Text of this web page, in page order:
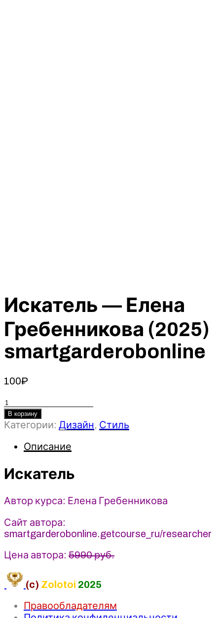
Искатель — Елена
Гребенникова (2025)
smartgarderobonline
100₽
Количество
товара
Искатель
Елена
(2025)
smartgarderobonline
В корзину
Категории: Дизайн, Стиль
Описание
Искатель
Автор курса: Елена Гребенникова
Сайт автора:
smartgarderobonline.getcourse_ru/researcher
Цена автора: 5990 руб.
(c) Zolotoi 2025
Правообладателям